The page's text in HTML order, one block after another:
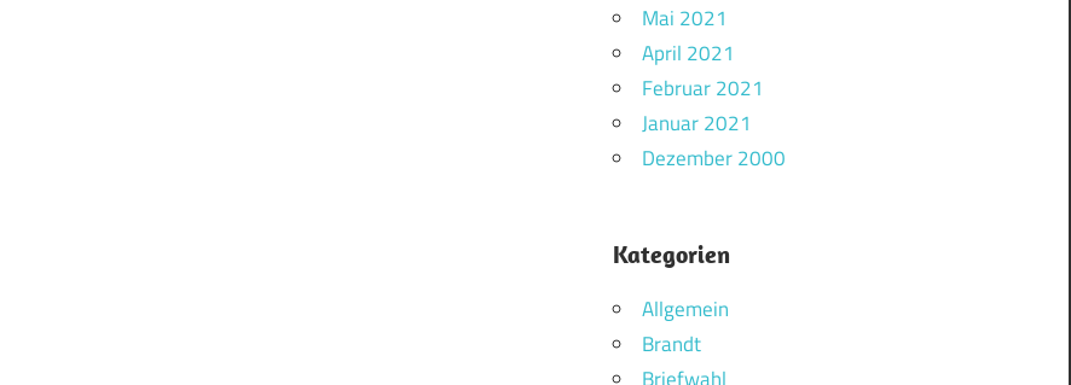
Mai 2021
April 2021
Februar 2021
Januar 2021
Dezember 2000
Kategorien
Allgemein
Brandt